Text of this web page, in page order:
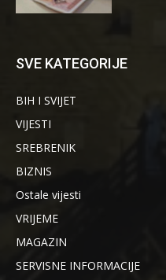
SVE KATEGORIJE
BIH I SVIJET
VIJESTI
SREBRENIK
BIZNIS
Ostale vijesti
VRIJEME
MAGAZIN
SERVISNE INFORMACIJE